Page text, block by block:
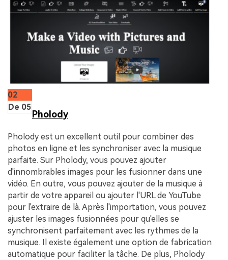
02
De 05
Pholody
Pholody est un excellent outil pour combiner des
photos en ligne et les synchroniser avec la musique
parfaite. Sur Pholody, vous pouvez ajouter
d'innombrables images pour les fusionner dans une
vidéo. En outre, vous pouvez ajouter de la musique à
partir de votre appareil ou ajouter l'URL de YouTube
pour l'extraire de là. Après l'importation, vous pouvez
ajuster les images fusionnées pour qu'elles se
synchronisent parfaitement avec les rythmes de la
musique. Il existe également une option de fabrication
automatique pour faciliter la tâche. De plus, Pholody